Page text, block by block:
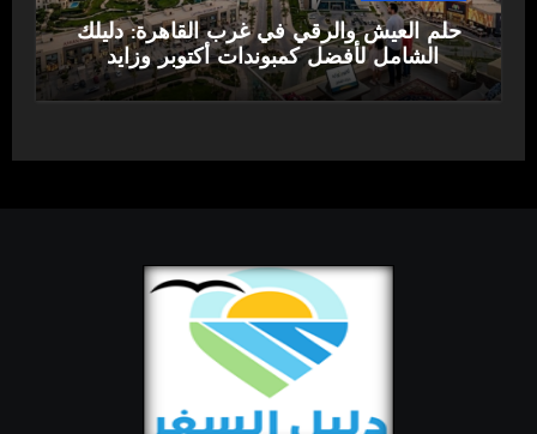
حلم العيش والرقي في غرب القاهرة: دليلك
الشامل لأفضل كمبوندات أكتوبر وزايد